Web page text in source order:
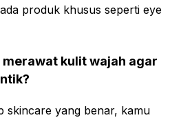
produk khusus seperti eye
merawat kulit wajah agar
skincare yang benar, kamu